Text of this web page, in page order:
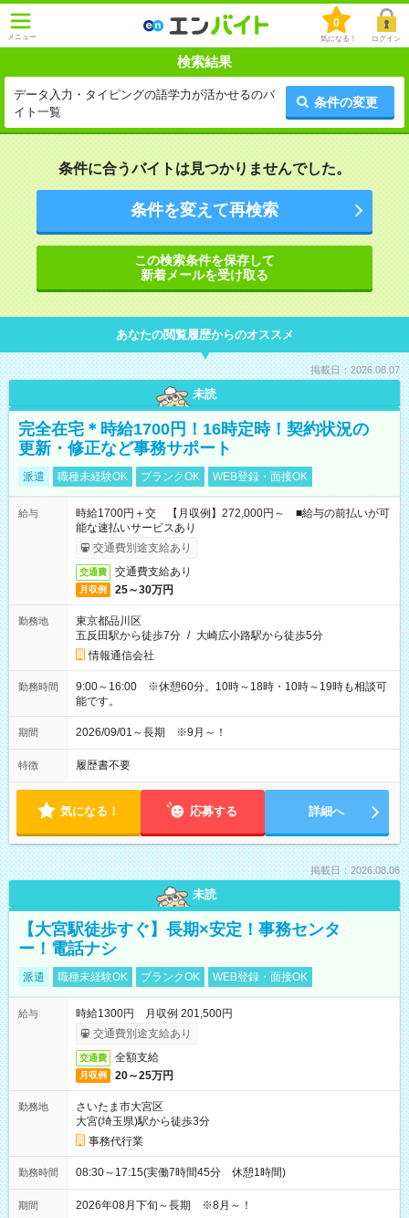
メニュー
0
気になる！ ログイン
検索結果
データ入力・タイピングの語学力が活かせるのバ
イト一覧
条件の変更
条件に合うバイトは見つかりませんでした。
条件を変えて再検索
この検索条件を保存して
新着メールを受け取る
あなたの閲覧履歴からのオススメ
掲載日：2026.08.07
未読
完全在宅＊時給1700円！16時定時！契約状況の
更新・修正など事務サポート
派遣 職種未経験OK ブランクOK WEB登録・面接OK
給与
時給1700円＋交 【月収例】272,000円～ ■給与の前払いが可
能な速払いサービスあり
交通費別途支給あり
交通費 交通費支給あり
月収例 25～30万円
勤務地
東京都品川区
五反田駅から徒歩7分 / 大崎広小路駅から徒歩5分
情報通信会社
勤務時間
9:00～16:00 ※休憩60分。10時～18時・10時～19時も相談可
能です。
期間 2026/09/01～長期 ※9月～！
特徴 履歴書不要
気になる！ 応募する 詳細へ
掲載日：2026.08.06
未読
【大宮駅徒歩すぐ】長期×安定！事務センタ
ー！電話ナシ
派遣 職種未経験OK ブランクOK WEB登録・面接OK
給与
時給1300円 月収例 201,500円
交通費別途支給あり
交通費 全額支給
月収例 20～25万円
勤務地
さいたま市大宮区
大宮(埼玉県)駅から徒歩3分
事務代行業
勤務時間 08:30～17:15(実働7時間45分 休憩1時間)
期間 2026年08月下旬～長期 ※8月～！